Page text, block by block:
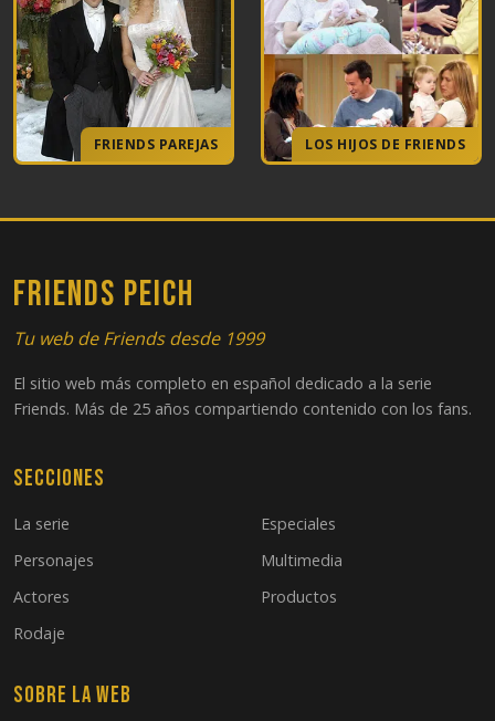
FRIENDS PAREJAS LOS HIJOS DE FRIENDS
FRIENDS PEICH
Tu web de Friends desde 1999
El sitio web más completo en español dedicado a la serie
Friends. Más de 25 años compartiendo contenido con los fans.
Secciones
La serie
Personajes
Actores
Rodaje
Especiales
Multimedia
Productos
Sobre la web